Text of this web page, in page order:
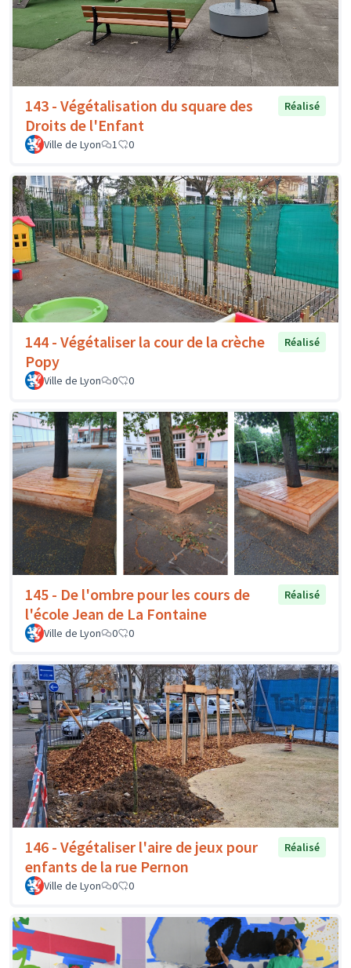
143 - Végétalisation du square des
Droits de l'Enfant
Réalisé
Ville de Lyon 1 0
144 - Végétaliser la cour de la crèche
Popy
Réalisé
Ville de Lyon 0 0
145 - De l'ombre pour les cours de
l'école Jean de La Fontaine
Réalisé
Ville de Lyon 0 0
146 - Végétaliser l'aire de jeux pour
enfants de la rue Pernon
Réalisé
Ville de Lyon 0 0